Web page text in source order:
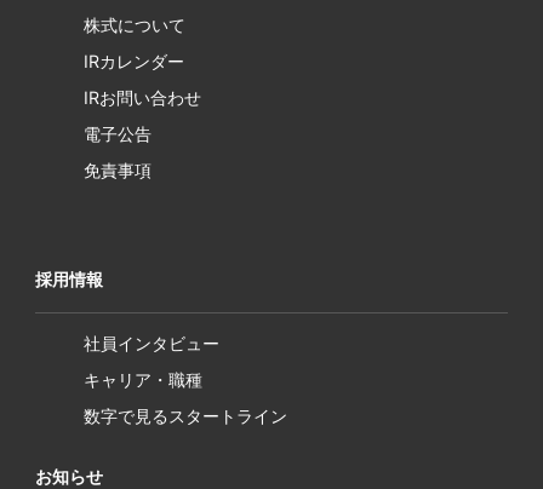
株式について
IRカレンダー
IRお問い合わせ
電子公告
免責事項
採用情報
社員インタビュー
キャリア・職種
数字で見るスタートライン
お知らせ